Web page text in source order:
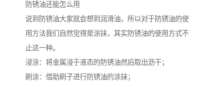
防锈油还能怎么用
说到防锈油大家就会想到润滑油，所以对于防锈油的使
用方法我们自然觉得是涂抹，其实防锈油的使用方式不
止这一种。
浸涂：将金属浸于液态的防锈油然后取出沥干；
刷涂：借助刷子进行防锈油的涂抹；